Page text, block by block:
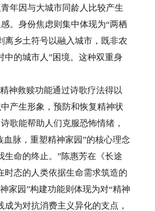
年因与大城市同龄人比较产生
。身份焦虑则集中体现为“两栖
离乡土符号以融入城市，既非农
中的城市人”困境。这种双重身
神救赎功能通过诗歌疗法得以
产生形象，预防和恢复精神状
歌能帮助人们克服恐怖情绪，
脉，重塑精神家园”的核心理念
命的终止。”陈惠芳在《长途
时态的人类依据生命需求筑造的
家园”构建功能则体现为对“精神
为对抗消费主义异化的支点，